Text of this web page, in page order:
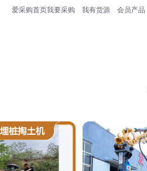
爱采购首页我要采购 我有货源 会员产品